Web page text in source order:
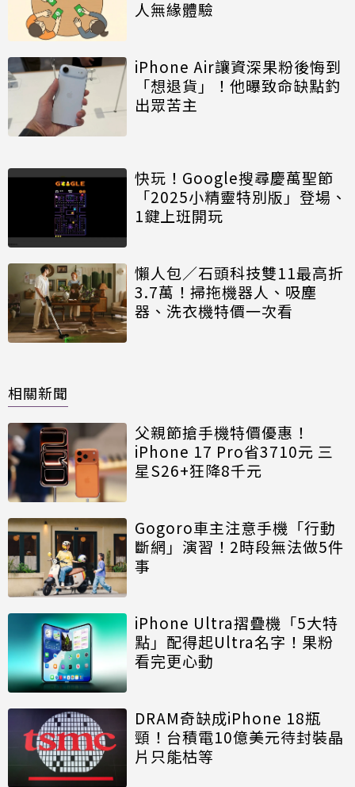
人無緣體驗
iPhone Air讓資深果粉後悔到
「想退貨」！他曝致命缺點釣
出眾苦主
快玩！Google搜尋慶萬聖節
「2025小精靈特別版」登場、
1鍵上班開玩
懶人包／石頭科技雙11最高折
3.7萬！掃拖機器人、吸塵
器、洗衣機特價一次看
相關新聞
父親節搶手機特價優惠！
iPhone 17 Pro省3710元 三
星S26+狂降8千元
Gogoro車主注意手機「行動
斷網」演習！2時段無法做5件
事
iPhone Ultra摺疊機「5大特
點」配得起Ultra名字！果粉
看完更心動
DRAM奇缺成iPhone 18瓶
頸！台積電10億美元待封裝晶
片只能枯等